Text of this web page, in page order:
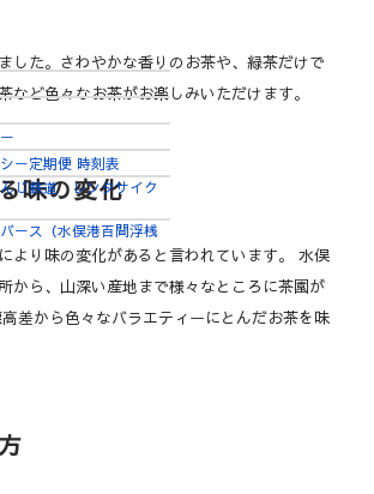
ー定期便 時刻表
じ鉄道 レンタサイク
ース（水俣港百間浮桟
した。さわやかな香りのお茶や、緑茶だけで
など色々なお茶がお楽しみいただけます。
味の変化
より味の変化があると言われています。 水俣
から、山深い産地まで様々なところに茶園が
差から色々なバラエティーにとんだお茶を味